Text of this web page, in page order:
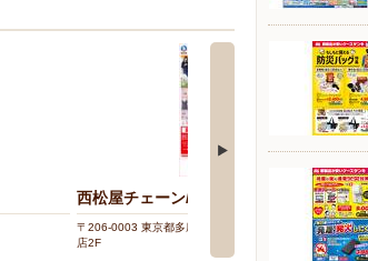
西松屋チェーン/サミット東寺方店
〒206-0003 東京都多摩市東寺方660-1 サミット東寺方
店2F